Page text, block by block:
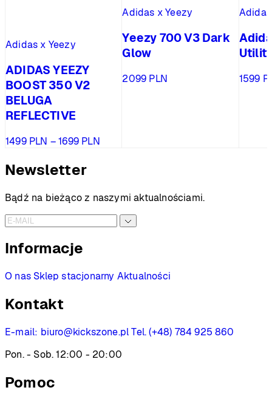
Adidas x Yeezy
ADIDAS YEEZY
BOOST 350 V2
BELUGA
REFLECTIVE
1499 PLN – 1699 PLNZakres
1699 PLN
Adidas x Yeezy
Yeezy 700 V3 Dark
Glow
2099 PLN 1599
Newsletter
Bądź na bieżąco z naszymi aktualnościami.
Informacje
O nas Sklep stacjonarny Aktualności
Kontakt
E-mail: biuro@kickszone.pl Tel. (+48) 784 925 860
Pon. - Sob. 12:00 - 20:00
Pomoc